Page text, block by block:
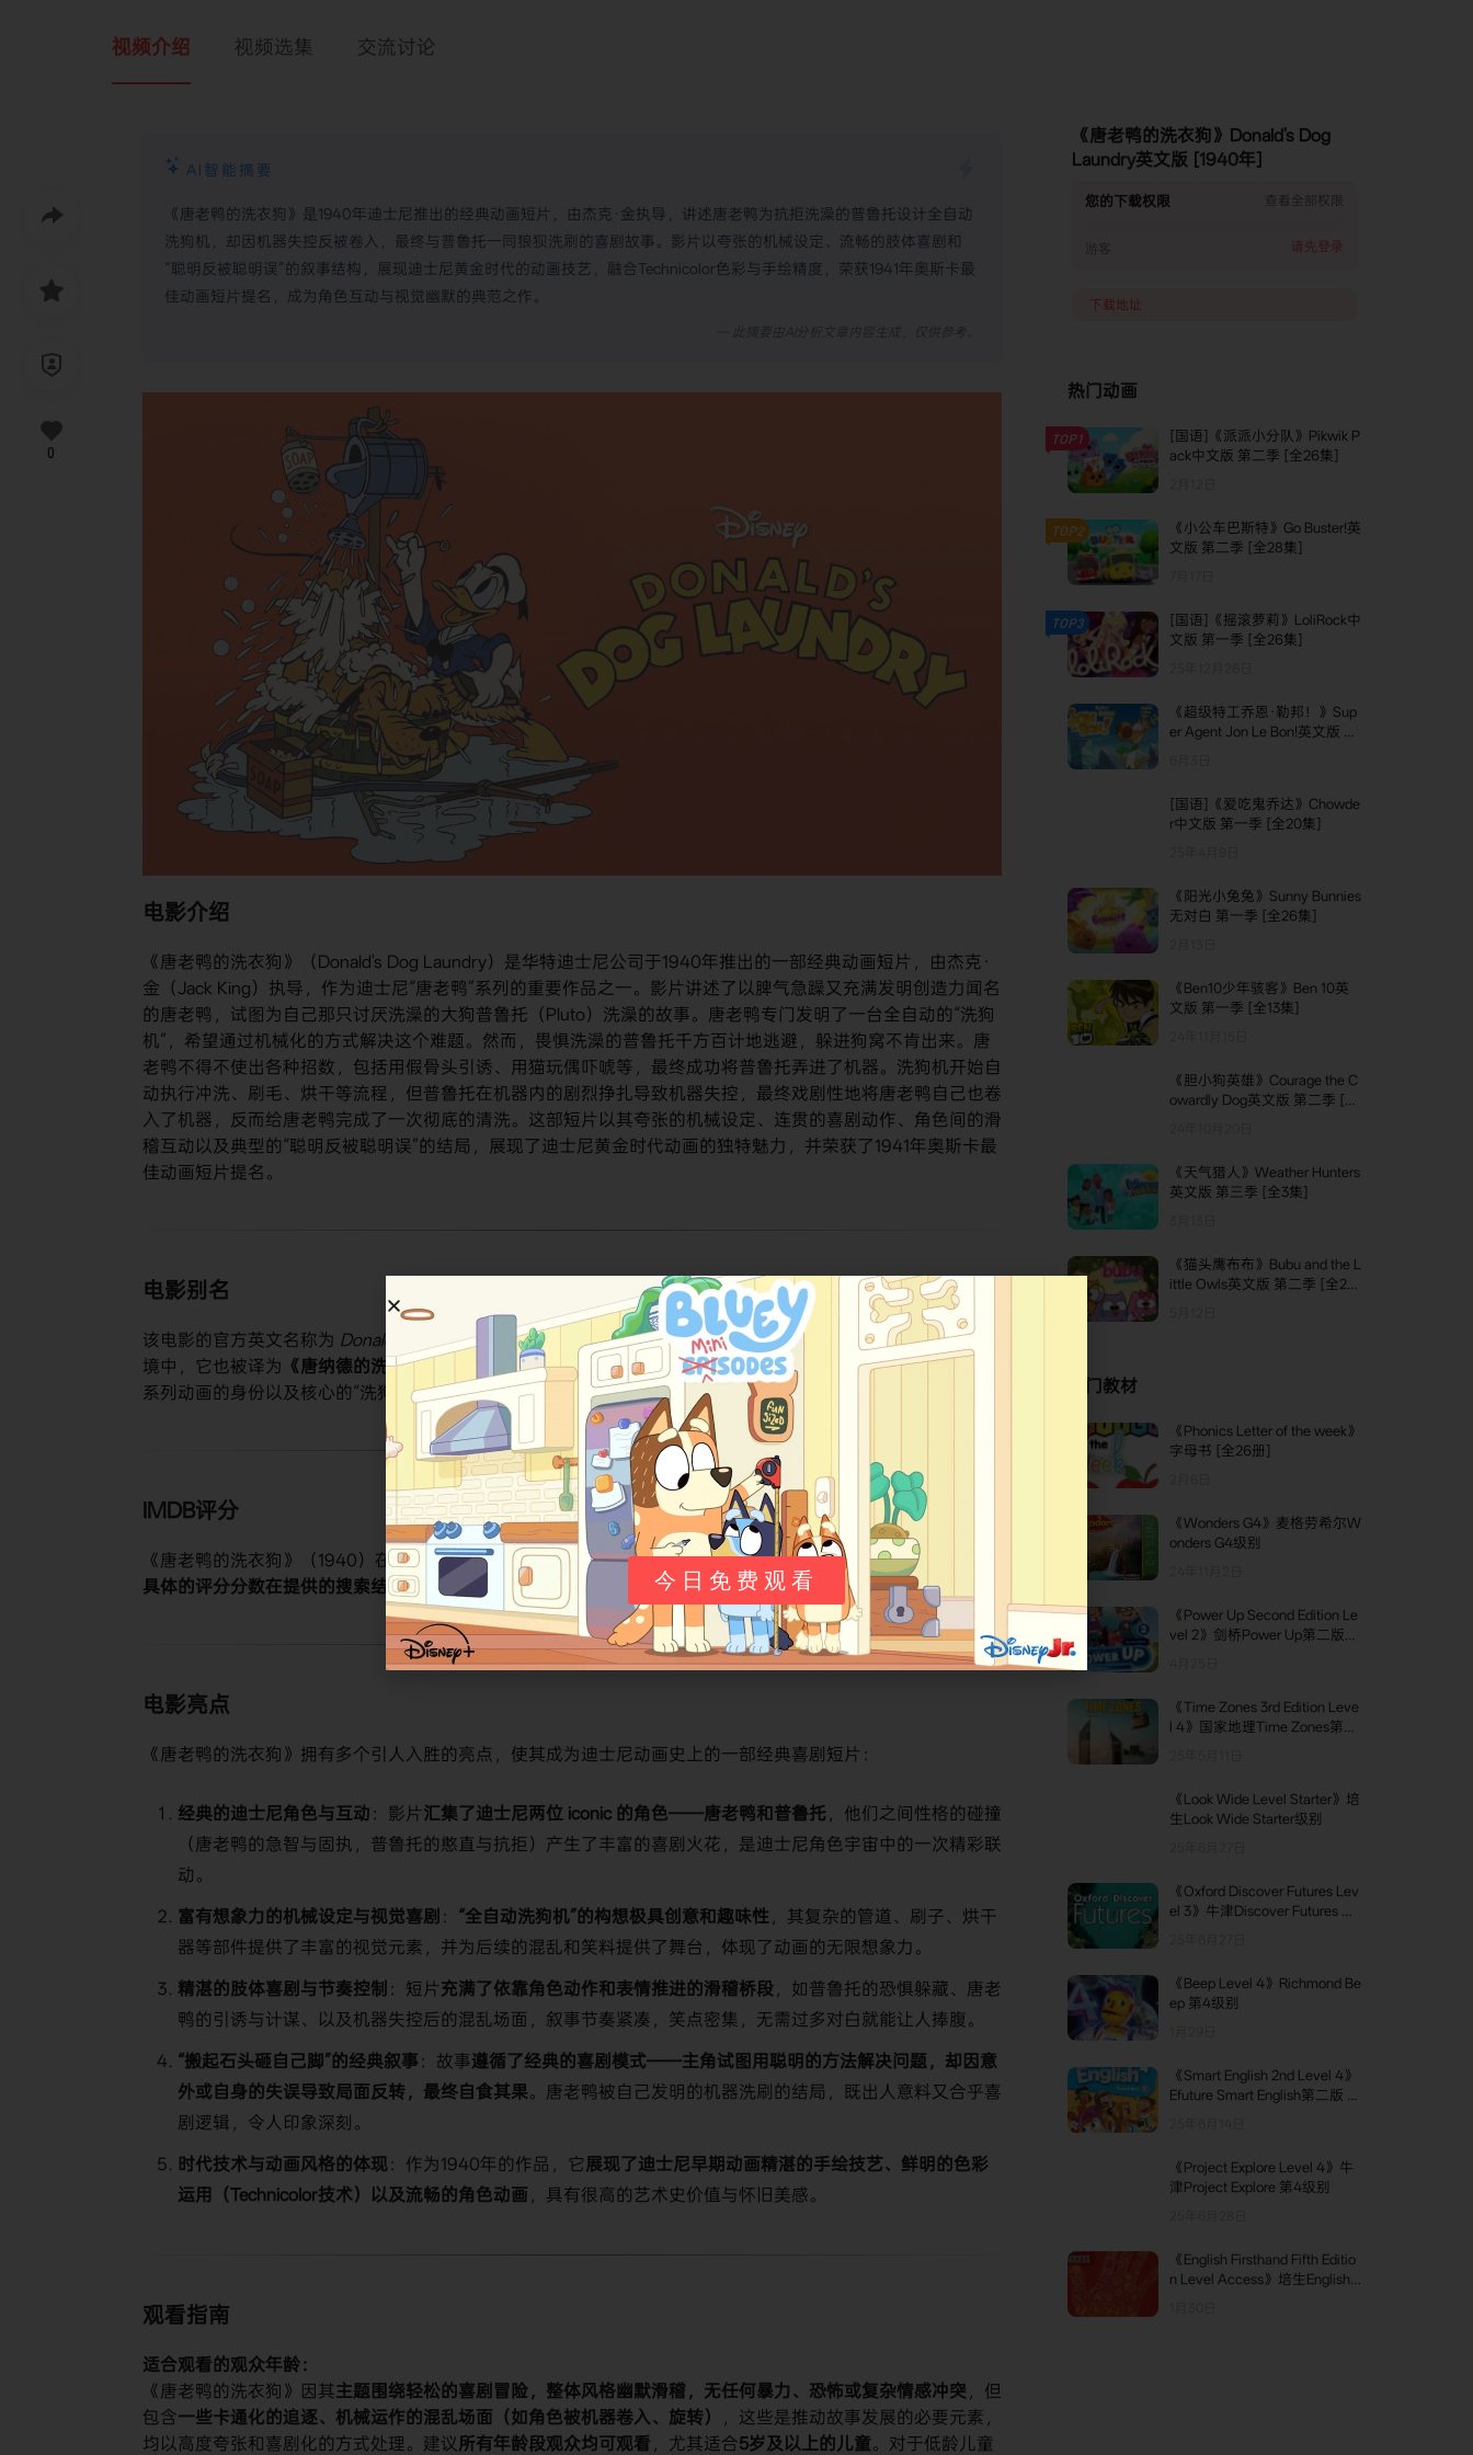
视频介绍 视频选集 交流讨论
AI智能摘要
《唐老鸭的洗衣狗》是1940年迪士尼推出的经典动画短片，由杰克·金执导，讲述唐老鸭为抗拒洗澡的普鲁托设计全自动
洗狗机，却因机器失控反被卷入，最终与普鲁托一同狼狈洗刷的喜剧故事。影片以夸张的机械设定、流畅的肢体喜剧和
“聪明反被聪明误”的叙事结构，展现迪士尼黄金时代的动画技艺，融合Technicolor色彩与手绘精度，荣获1941年奥斯卡最
佳动画短片提名，成为角色互动与视觉幽默的典范之作。
电影介绍
《唐老鸭的洗衣狗》（Donald's Dog Laundry）是华特迪士尼公司于1940年推出的一部经典动画短片，由杰克·
金（Jack King）执导，作为迪士尼“唐老鸭”系列的重要作品之一。影片讲述了以脾气急躁又充满发明创造力闻名
的唐老鸭，试图为自己那只讨厌洗澡的大狗普鲁托（Pluto）洗澡的故事。唐老鸭专门发明了一台全自动的“洗狗
机”，希望通过机械化的方式解决这个难题。然而，畏惧洗澡的普鲁托千方百计地逃避，躲进狗窝不肯出来。唐
老鸭不得不使出各种招数，包括用假骨头引诱、用猫玩偶吓唬等，最终成功将普鲁托弄进了机器。洗狗机开始自
动执行冲洗、刷毛、烘干等流程，但普鲁托在机器内的剧烈挣扎导致机器失控，最终戏剧性地将唐老鸭自己也卷
入了机器，反而给唐老鸭完成了一次彻底的清洗。这部短片以其夸张的机械设定、连贯的喜剧动作、角色间的滑
稽互动以及典型的“聪明反被聪明误”的结局，展现了迪士尼黄金时代动画的独特魅力，并荣获了1941年奥斯卡最
佳动画短片提名。
电影别名
该电影的官方英文名称为 Donald's Dog Laundry 。其中文译名主要为​ ​《唐老鸭的洗衣狗》​
​。在部分地区和传播语
境中，它也被译为​ ​《唐纳德的洗衣狗》​ ​（直译）或​​《给普鲁托洗澡》​ ​（意译）。这些名称都明确了其作为唐老鸭
系列动画的身份以及核心的“洗狗”情节。
IMDB评分
《唐老鸭的洗衣狗》（1940）在IMDb平台上的标识编码为tt0032401。在​​豆瓣​​平台上，其影片主页有收录，但​
具体的评分分数在提供的搜索结果中未明确显示​
​。从豆瓣短评内容看，影片获得了许多怀旧向的积极评价。
电影亮点
《唐老鸭的洗衣狗》拥有多个引人入胜的亮点，使其成为迪士尼动画史上的一部经典喜剧短片：
​经典的迪士尼角色与互动​ ​：影片​​汇集了迪士尼两位 iconic 的角色——唐老鸭和普鲁托​ ​，他们之间性格的碰撞
（唐老鸭的急智与固执，普鲁托的憨直与抗拒）产生了丰富的喜剧火花，是迪士尼角色宇宙中的一次精彩联
动。
​富有想象力的机械设定与视觉喜剧​ ​：​ ​“全自动洗狗机”的构想极具创意和趣味性​ ​，其复杂的管道、刷子、烘干
器等部件提供了丰富的视觉元素，并为后续的混乱和笑料提供了舞台，体现了动画的无限想象力。
​精湛的肢体喜剧与节奏控制​ ​：短片​​充满了依靠角色动作和表情推进的滑稽桥段​ ​，如普鲁托的恐惧躲藏、唐老
鸭的引诱与计谋、以及机器失控后的混乱场面，叙事节奏紧凑，笑点密集，无需过多对白就能让人捧腹。
​“搬起石头砸自己脚”的经典叙事​ ​：故事​​遵循了经典的喜剧模式——主角试图用聪明的方法解决问题，却因意
外或自身的失误导致局面反转，最终自食其果​​。唐老鸭被自己发明的机器洗刷的结局，既出人意料又合乎喜
剧逻辑，令人印象深刻。
​时代技术与动画风格的体现​​：作为1940年的作品，它​ ​展现了迪士尼早期动画精湛的手绘技艺、鲜明的色彩
运用（Technicolor技术）以及流畅的角色动画​ ​，具有很高的艺术史价值与怀旧美感。
观看指南
​适合观看的观众年龄：​
《唐老鸭的洗衣狗》因其​​主题围绕轻松的喜剧冒险，整体风格幽默滑稽，无任何暴力、恐怖或复杂情感冲突​ ​，但
包含​​一些卡通化的追逐、机械运作的混乱场面（如角色被机器卷入、旋转）​
​，这些是推动故事发展的必要元素，
均以高度夸张和喜剧化的方式处理。建议​ ​所有年龄段观众均可观看​ ​，尤其适合​​5岁及以上的儿童​​。对于低龄儿童
0
《唐老鸭的洗衣狗》Donald's Dog
Laundry英文版 [1940年]
您的下载权限 查看全部权限
游客 请先登录
下载地址
热门动画
TOP1
[国语]《派派小分队》Pikwik P
ack中文版 第二季 [全26集]
TOP2
《小公车巴斯特》Go Buster!英
文版 第二季 [全28集]
TOP3
[国语]《摇滚萝莉》LoliRock中
文版 第一季 [全26集]
《超级特工乔恩·勒邦！》Sup
er Agent Jon Le Bon!英文版 第
[国语]《爱吃鬼乔达》Chowde
r中文版 第一季 [全20集]
《阳光小兔兔》Sunny Bunnies
无对白 第一季 [全26集]
《Ben10少年骇客》Ben 10英
文版 第一季 [全13集]
《胆小狗英雄》Courage the C
owardly Dog英文版 第二季 [全
《天气猎人》Weather Hunters
英文版 第三季 [全3集]
《猫头鹰布布》Bubu and the L
ittle Owls英文版 第二季 [全26
热门教材
《Phonics Letter of the week》
字母书 [全26册]
《Wonders G4》麦格劳希尔W
onders G4级别
TOP3
《Power Up Second Edition Le
vel 2》剑桥Power Up第二版
《Time Zones 3rd Edition Leve
l 4》国家地理Time Zones第三
《Look Wide Level Starter》培
生Look Wide Starter级别
《Oxford Discover Futures Lev
el 3》牛津Discover Futures 第
《Beep Level 4》Richmond Be
ep 第4级别
《Smart English 2nd Level 4》
Efuture Smart English第二版 第
《Project Explore Level 4》牛
津Project Explore 第4级别
《English Firsthand Fifth Editio
n Level Access》培生English F
今日免费观看